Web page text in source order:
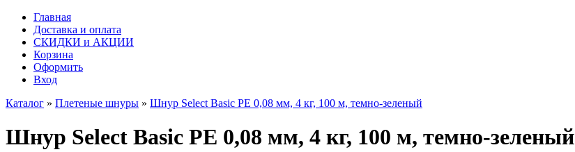
Главная
Доставка и оплата
СКИДКИ и АКЦИИ
Корзина
Оформить
Вход
Каталог » Плетеные шнуры » Шнур Select Basic PE 0,08 мм, 4 кг, 100 м, темно-зеленый
Шнур Select Basic PE 0,08 мм, 4 кг, 100 м, темно-зеленый